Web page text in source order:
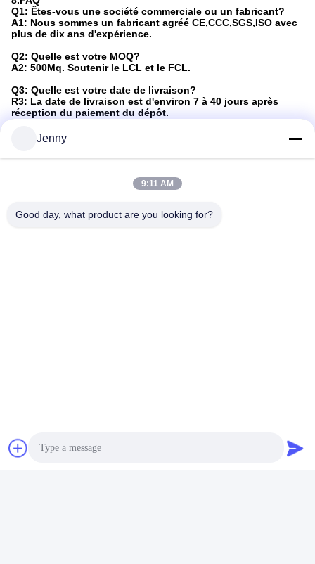
Q1: Êtes-vous une société commerciale ou un fabricant?
A1: Nous sommes un fabricant agréé CE,CCC,SGS,ISO avec
plus de dix ans d'expérience.
Q2: Quelle est votre MOQ?
A2: 500Mq. Soutenir le LCL et le FCL.
Q3: Quelle est votre date de livraison?
R3: La date de livraison est d'environ 7 à 40 jours après
réception du paiement du dépôt.
Q4: Quelles sont vos conditions de paiement?
A4: 30% de dépôt à l'avance et 70% de solde avant
expédition.
Q5: Pouvez-vous envoyer des échantillons gratuits?
A5: Les échantillons sont GRATUITS en petite taille ou taille
express.
Contactez rapidement
Jenny
9:11 AM
Good day, what product are you looking for?